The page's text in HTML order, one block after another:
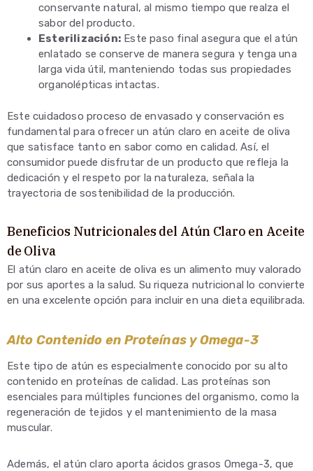
conservante natural, al mismo tiempo que realza el
sabor del producto.
Esterilización: Este paso final asegura que el atún
enlatado se conserve de manera segura y tenga una
larga vida útil, manteniendo todas sus propiedades
organolépticas intactas.
Este cuidadoso proceso de envasado y conservación es
fundamental para ofrecer un atún claro en aceite de oliva
que satisface tanto en sabor como en calidad. Así, el
consumidor puede disfrutar de un producto que refleja la
dedicación y el respeto por la naturaleza, señala la
trayectoria de sostenibilidad de la producción.
Beneficios Nutricionales del Atún Claro en Aceite
de Oliva
El atún claro en aceite de oliva es un alimento muy valorado
por sus aportes a la salud. Su riqueza nutricional lo convierte
en una excelente opción para incluir en una dieta equilibrada.
Alto Contenido en Proteínas y Omega-3
Este tipo de atún es especialmente conocido por su alto
contenido en proteínas de calidad. Las proteínas son
esenciales para múltiples funciones del organismo, como la
regeneración de tejidos y el mantenimiento de la masa
muscular.
Además, el atún claro aporta ácidos grasos Omega-3, que